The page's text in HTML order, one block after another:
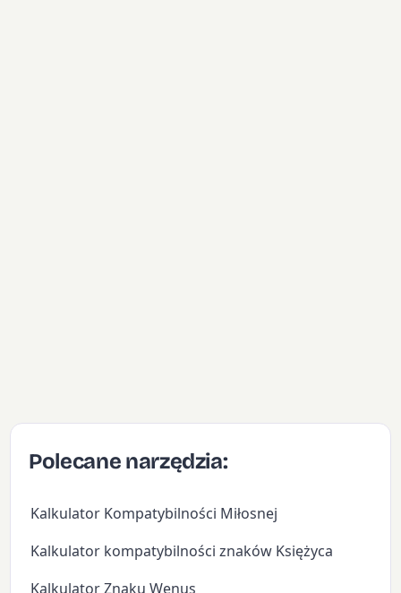
Polecane narzędzia:
Kalkulator Kompatybilności Miłosnej
Kalkulator kompatybilności znaków Księżyca
Kalkulator Znaku Wenus